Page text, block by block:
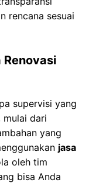
rencana sesuai
supervisi yang
dari
yang
jasa
oleh tim
bisa Anda